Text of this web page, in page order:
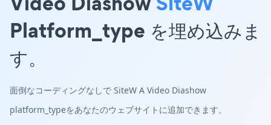
Platform_type を埋め込みま
す。
面倒なコーディングなしで SiteW A Video Diashow
platform_typeをあなたのウェブサイトに追加できます。